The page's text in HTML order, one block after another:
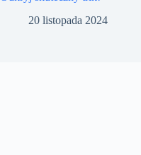
20 listopada 2024